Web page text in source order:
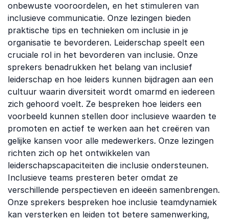
onbewuste vooroordelen, en het stimuleren van
inclusieve communicatie. Onze lezingen bieden
praktische tips en technieken om inclusie in je
organisatie te bevorderen. Leiderschap speelt een
cruciale rol in het bevorderen van inclusie. Onze
sprekers benadrukken het belang van inclusief
leiderschap en hoe leiders kunnen bijdragen aan een
cultuur waarin diversiteit wordt omarmd en iedereen
zich gehoord voelt. Ze bespreken hoe leiders een
voorbeeld kunnen stellen door inclusieve waarden te
promoten en actief te werken aan het creëren van
gelijke kansen voor alle medewerkers. Onze lezingen
richten zich op het ontwikkelen van
leiderschapscapaciteiten die inclusie ondersteunen.
Inclusieve teams presteren beter omdat ze
verschillende perspectieven en ideeën samenbrengen.
Onze sprekers bespreken hoe inclusie teamdynamiek
kan versterken en leiden tot betere samenwerking,